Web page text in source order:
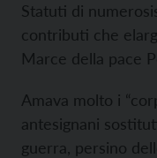
Statuti di
contributi che
Marce della pace
Amava molto i
antesignani
guerra, persino